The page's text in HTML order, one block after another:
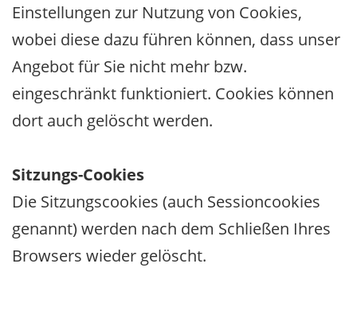
Einstellungen zur Nutzung von Cookies,
wobei diese dazu führen können, dass unser
Angebot für Sie nicht mehr bzw.
eingeschränkt funktioniert. Cookies können
dort auch gelöscht werden.
Sitzungs-Cookies
Die Sitzungscookies (auch Sessioncookies
genannt) werden nach dem Schließen Ihres
Browsers wieder gelöscht.